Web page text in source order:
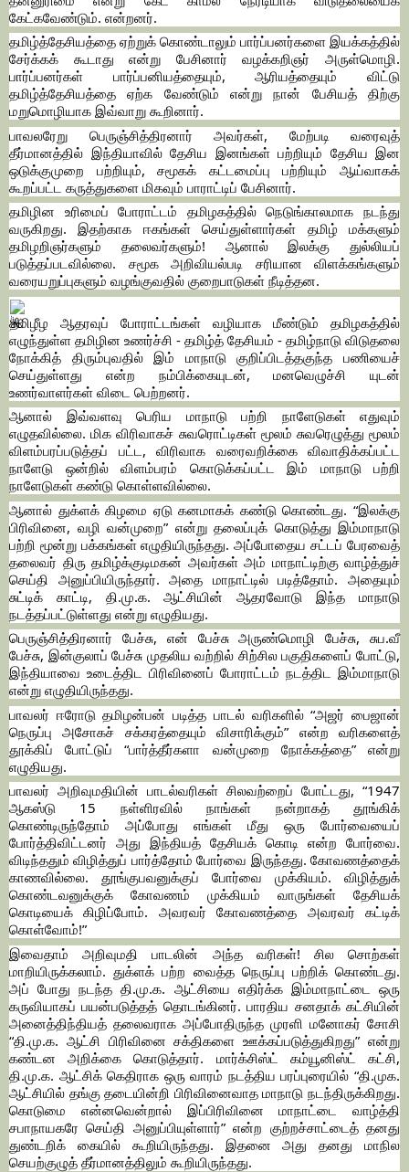
கேட்கவேண்டும். என்றனர்.
தமிழ்த்தேசியத்தை ஏற்றுக் கொண்டாலும் பார்ப்பனர்களை இயக்கத்தில்
சேர்க்கக் கூடாது என்று பேசினார் வழக்கறிஞர் அருள்மொழி.
பார்ப்பனர்கள் பார்ப்பனியத்தையும், ஆரியத்தையும் விட்டு
தமிழ்த்தேசியத்தை ஏற்க வேண்டும் என்று நான் பேசியத் திற்கு
மறுமொழியாக இவ்வாறு கூறினார்.
பாவலரேறு பெருஞ்சித்திரனார் அவர்கள், மேற்படி வரைவுத்
தீர்மானத்தில் இந்தியாவில் தேசிய இனங்கள் பற்றியும் தேசிய இன
ஒடுக்குமுறை பற்றியும், சமூகக் கட்டமைப்பு பற்றியும் ஆய்வாகக்
கூறப்பட்ட கருத்துகளை மிகவும் பாராட்டிப் பேசினார்.
தமிழின உரிமைப் போராட்டம் தமிழகத்தில் நெடுங்காலமாக நடந்து
வருகிறது. இதற்காக ஈகங்கள் செய்துள்ளார்கள் தமிழ் மக்களும்
தமிழறிஞர்களும் தலைவர்களும்! ஆனால் இலக்கு துல்லியப்
படுத்தப்படவில்லை. சமூக அறிவியல்படி சரியான விளக்கங்களும்
வரையறுப்புகளும் வழங்குவதில் குறைபாடுகள் நீடித்தன.
தமிழீழ ஆதரவுப் போராட்டங்கள் வழியாக மீண்டும் தமிழகத்தில்
எழுந்துள்ள தமிழின உணர்ச்சி - தமிழ்த் தேசியம் - தமிழ்நாடு விடுதலை
நோக்கித் திரும்புவதில் இம் மாநாடு குறிப்பிடத்தகுந்த பணியைச்
செய்துள்ளது என்ற நம்பிக்கையுடன், மனவெழுச்சி யுடன்
உணர்வாளர்கள் விடை பெற்றனர்.
ஆனால் இவ்வளவு பெரிய மாநாடு பற்றி நாளேடுகள் எதுவும்
எழுதவில்லை. மிக விரிவாகச் சுவரொட்டிகள் மூலம் சுவரெழுத்து மூலம்
விளம்பரப்படுத்தப் பட்ட, விரிவாக வரைவறிக்கை விவாதிக்கப்பட்ட
நாளேடு ஒன்றில் விளம்பரம் கொடுக்கப்பட்ட இம் மாநாடு பற்றி
நாளேடுகள் கண்டு கொள்ளவில்லை.
ஆனால் துக்ளக் கிழமை ஏடு கனமாகக் கண்டு கொண்டது. “இலக்கு
பிரிவினை, வழி வன்முறை” என்று தலைப்புக் கொடுத்து இம்மாநாடு
பற்றி மூன்று பக்கங்கள் எழுதியிருந்தது. அப்போதைய சட்டப் பேரவைத்
தலைவர் திரு தமிழ்க்குடிமகன் அவர்கள் அம் மாநாட்டிற்கு வாழ்த்துச்
செய்தி அனுப்பியிருந்தார். அதை மாநாட்டில் படித்தோம். அதையும்
சுட்டிக் காட்டி, தி.மு.க. ஆட்சியின் ஆதரவோடு இந்த மாநாடு
நடத்தப்பட்டுள்ளது என்று எழுதியது.
பெருஞ்சித்திரனார் பேச்சு, என் பேச்சு அருண்மொழி பேச்சு, சுப.வீ
பேச்சு, இன்குலாப் பேச்சு முதலிய வற்றில் சிற்சில பகுதிகளைப் போட்டு,
இந்தியாவை உடைத்திட பிரிவினைப் போராட்டம் நடத்திட இம்மாநாடு
என்று எழுதியிருந்தது.
பாவலர் ஈரோடு தமிழன்பன் படித்த பாடல் வரிகளில் “அஜர் பைஜான்
நெருப்பு அசோகச் சக்கரத்தையும் விசாரிக்கும்” என்ற வரிகளைத்
தூக்கிப் போட்டுப் “பார்த்தீர்களா வன்முறை நோக்கத்தை” என்று
எழுதியது.
பாவலர் அறிவுமதியின் பாடல்வரிகள் சிலவற்றைப் போட்டது, “1947
ஆகஸ்டு 15 நள்ளிரவில் நாங்கள் நன்றாகத் தூங்கிக்
கொண்டிருந்தோம் அப்போது எங்கள் மீது ஒரு போர்வையைப்
போர்த்திவிட்டனர் அது இந்தியத் தேசியக் கொடி என்ற போர்வை.
விடிந்ததும் விழித்துப் பார்த்தோம் போர்வை இருந்தது. கோவணத்தைக்
காணவில்லை. தூங்குபவனுக்குப் போர்வை முக்கியம். விழித்துக்
கொண்டவனுக்குக் கோவணம் முக்கியம் வாருங்கள் தேசியக்
கொடியைக் கிழிப்போம். அவரவர் கோவணத்தை அவரவர் கட்டிக்
கொள்வோம்!”
இவைதாம் அறிவுமதி பாடலின் அந்த வரிகள்! சில சொற்கள்
மாறியிருக்கலாம். துக்ளக் பற்ற வைத்த நெருப்பு பற்றிக் கொண்டது.
அப் போது நடந்த தி.மு.க. ஆட்சியை எதிர்க்க இம்மாநாட்டை ஒரு
கருவியாகப் பயன்படுத்தத் தொடங்கினர். பாரதிய சனதாக் கட்சியின்
அனைத்திந்தியத் தலைவராக அப்போதிருந்த முரளி மனோகர் சோசி
“தி.மு.க. ஆட்சி பிரிவினை சக்திகளை ஊக்கப்படுத்துகிறது” என்று
கண்டன அறிக்கை கொடுத்தார். மார்க்சிஸ்ட் கம்யூனிஸ்ட் கட்சி,
தி.மு.க. ஆட்சிக் கெதிராக ஒரு வாரம் நடத்திய பரப்புரையில் “தி.முக.
ஆட்சியில் தங்கு தடையின்றி பிரிவினைவாத மாநாடு நடந்திருக்கிறது.
கொடுமை என்னவென்றால் இப்பிரிவினை மாநாட்டை வாழ்த்தி
சபாநாயகரே செய்தி அனுப்பியுள்ளார்” என்ற குற்றச்சாட்டைத் தனது
துண்டறிக் கையில் கூறியிருந்தது. இதனை அது தனது மாநில
செயற்குழுத் தீர்மானத்திலும் கூறியிருந்தது.